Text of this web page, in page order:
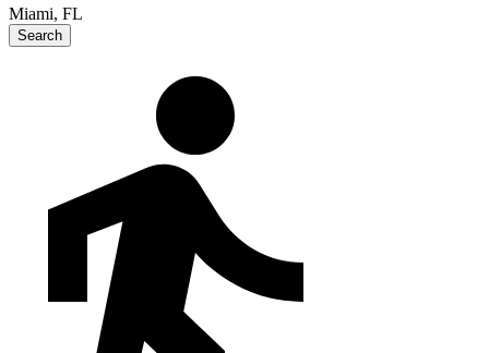
Miami, FL
Search